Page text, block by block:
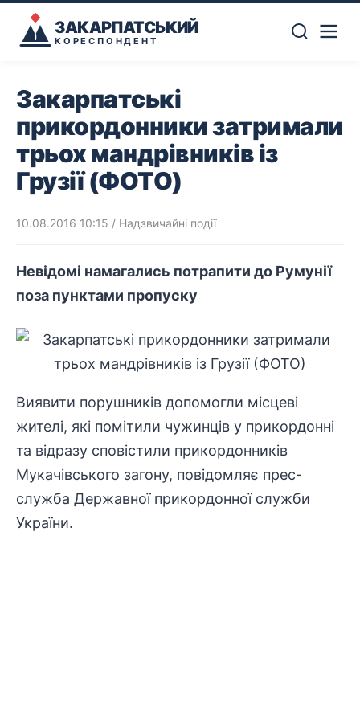
ЗАКАРПАТСЬКИЙ
КОРЕСПОНДЕНТ
Закарпатські
прикордонники затримали
трьох мандрівників із
Грузії (ФОТО)
10.08.2016 10:15 / Надзвичайні події
Невідомі намагались потрапити до Румунії
поза пунктами пропуску
Виявити порушників допомогли місцеві
жителі, які помітили чужинців у прикордонні
та відразу сповістили прикордонників
Мукачівського загону, повідомляє прес-
служба Державної прикордонної служби
України.